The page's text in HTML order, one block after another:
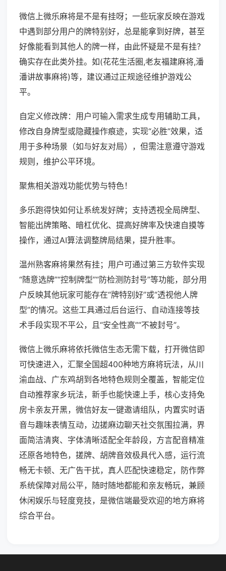
微信上微乐麻将是不是有挂呀；一些玩家反映在游戏
中遇到部分用户的牌特别好，总是能拿到好牌，甚至
好像能看到其他人的牌一样，由此怀疑是不是有挂？
确实存在此类外挂。如(花花生活圈,老友福建麻将,潘
潘讲故事麻将)等，建议通过正规途径维护游戏公
平。
自定义修改牌：用户可输入需求生成专用辅助工具，
修改自身牌型或隐藏操作痕迹，实现“必胜”效果，适
用于多种场景（如与好友对局），但需注意遵守游戏
规则，维护公平环境。
聚焦相关游戏功能优势与特色！
多乐跑得快如何让系统发好牌；支持透视全局牌型、
智能出牌策略、暗杠优化、提高好牌率及快速自摸等
操作，通过AI算法调整牌局结果，提升胜率。
温州熟客麻将果然有挂；用户可通过第三方软件实现
“随意选牌”“控制牌型”“防检测防封号”等功能，部分用
户反映其他玩家可能存在“牌特别好”或“透视他人牌
型”的情况。这些工具通过后台运行、自动连接等技
术手段实现不平公，且“安全性高”“不被封号”。
微信上微乐麻将依托微信生态无需下载，打开微信即
可快速进入，汇聚全国超400种地方麻将玩法，从川
渝血战、广东鸡胡到各地特色规则全覆盖，智能定位
自动推荐家乡玩法，新手也能快速上手，核心支持免
房卡亲友开黑，微信好友一键邀请组队，内置实时语
音与趣味表情互动，边搓麻边聊天社交氛围拉满，界
面简洁清爽、字体清晰适配全年龄段，方言配音精准
还原各地特色，搓牌、胡牌音效极具代入感，运行流
畅无卡顿、无广告干扰，真人匹配快速稳定，防作弊
系统保障对局公平，随时随地都能和亲友畅玩，兼顾
休闲娱乐与轻度竞技，是微信端最受欢迎的地方麻将
综合平台。